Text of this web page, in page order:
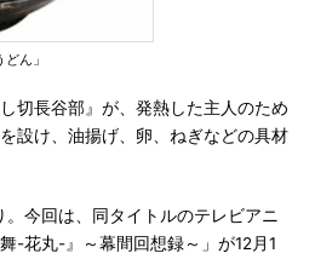
ん」
切長谷部』が、発熱した主人のため
設け、油揚げ、卵、ねぎなどの具材
今回は、同タイトルのテレビアニ
-花丸-』～幕間回想録～」が12月1